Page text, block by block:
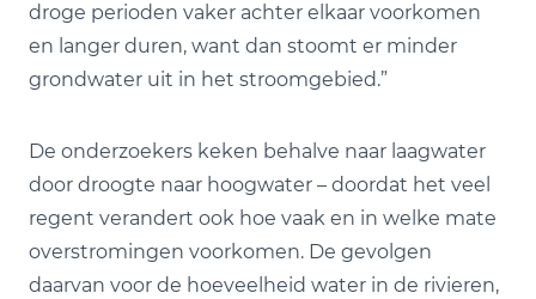
droge perioden vaker achter elkaar voorkomen
en langer duren, want dan stoomt er minder
grondwater uit in het stroomgebied.”
De onderzoekers keken behalve naar laagwater
door droogte naar hoogwater – doordat het veel
regent verandert ook hoe vaak en in welke mate
overstromingen voorkomen. De gevolgen
daarvan voor de hoeveelheid water in de rivieren,